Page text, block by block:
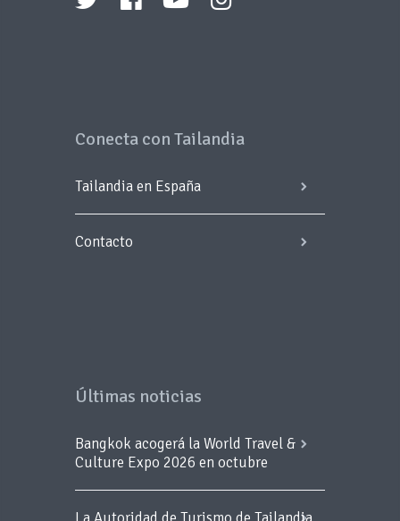
Conecta con Tailandia
Tailandia en España
Contacto
Últimas noticias
Bangkok acogerá la World Travel &
Culture Expo 2026 en octubre